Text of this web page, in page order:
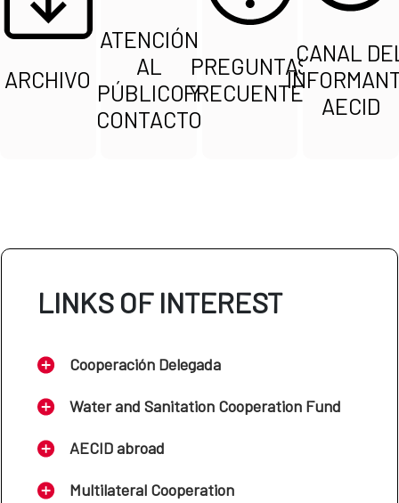
ARCHIVO
ATENCIÓN
AL
PÚBLICO Y
CONTACTO
PREGUNTAS
FRECUENTES
CANAL
AECID
LINKS OF INTEREST
Cooperación Delegada
Water and Sanitation Cooperation Fund
AECID abroad
Multilateral Cooperation